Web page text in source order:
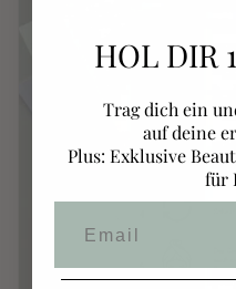
HOL DIR
Trag dich ein
auf deine
Plus: Exklusive
für